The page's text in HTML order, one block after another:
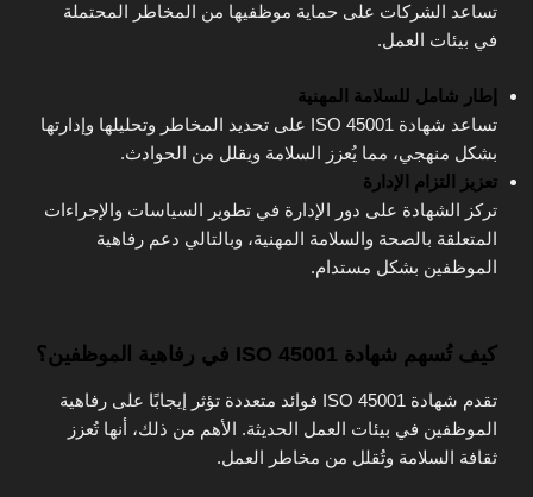
تساعد الشركات على حماية موظفيها من المخاطر المحتملة
في بيئات العمل.
إطار شامل للسلامة المهنية
تساعد شهادة ISO 45001 على تحديد المخاطر وتحليلها وإدارتها
بشكل منهجي، مما يُعزز السلامة ويقلل من الحوادث.
تعزيز التزام الإدارة
تركز الشهادة على دور الإدارة في تطوير السياسات والإجراءات
المتعلقة بالصحة والسلامة المهنية، وبالتالي دعم رفاهية
الموظفين بشكل مستدام.
كيف تُسهم شهادة ISO 45001 في رفاهية الموظفين؟
تقدم شهادة ISO 45001 فوائد متعددة تؤثر إيجابًا على رفاهية
الموظفين في بيئات العمل الحديثة. الأهم من ذلك، أنها تُعزز
ثقافة السلامة وتُقلل من مخاطر العمل.